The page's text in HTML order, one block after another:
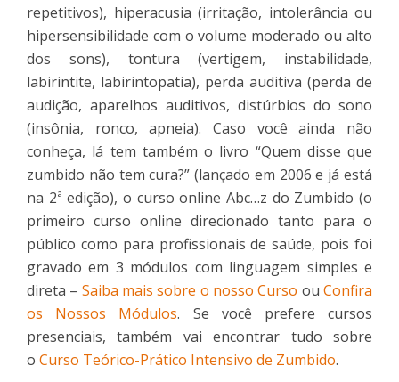
repetitivos), hiperacusia (irritação, intolerância ou
hipersensibilidade com o volume moderado ou alto
dos sons), tontura (vertigem, instabilidade,
labirintite, labirintopatia), perda auditiva (perda de
audição, aparelhos auditivos, distúrbios do sono
(insônia, ronco, apneia). Caso você ainda não
conheça, lá tem também o livro “Quem disse que
zumbido não tem cura?” (lançado em 2006 e já está
na 2ª edição), o curso online Abc…z do Zumbido (o
primeiro curso online direcionado tanto para o
público como para profissionais de saúde, pois foi
gravado em 3 módulos com linguagem simples e
direta – Saiba mais sobre o nosso Curso ouConfira
os Nossos Módulos. Se você prefere cursos
presenciais, também vai encontrar tudo sobre
o Curso Teórico-Prático Intensivo de Zumbido.